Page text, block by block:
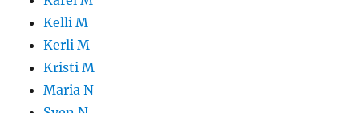
Kelli M
Kerli M
Kristi M
Maria N